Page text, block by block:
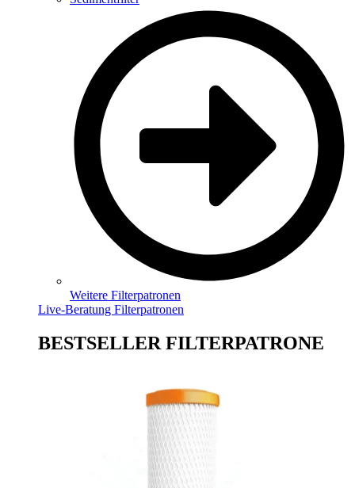
Weitere Filterpatronen
Live-Beratung Filterpatronen
BESTSELLER FILTERPATRONE